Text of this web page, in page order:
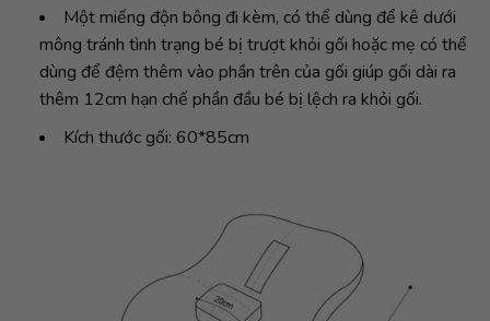
Một miếng độn bông đi kèm, có thể dùng để kê dưới
mông tránh tình trạng bé bị trượt khỏi gối hoặc mẹ có thể
dùng để đệm thêm vào phần trên của gối giúp gối dài ra
thêm 12cm hạn chế phần đầu bé bị lệch ra khỏi gối.
Kích thước gối: 60*85cm